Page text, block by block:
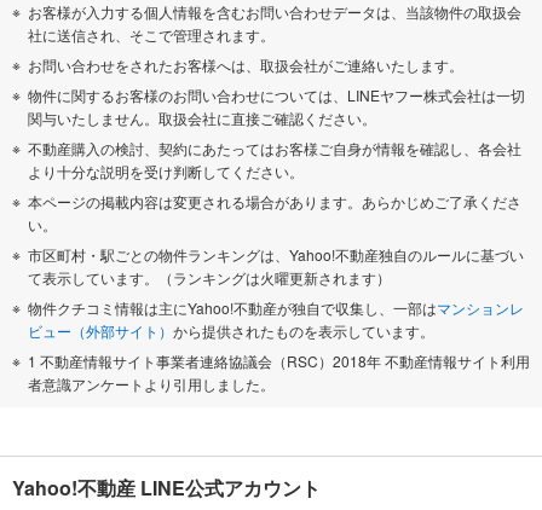
お客様が入力する個人情報を含むお問い合わせデータは、当該物件の取扱会
社に送信され、そこで管理されます。
お問い合わせをされたお客様へは、取扱会社がご連絡いたします。
物件に関するお客様のお問い合わせについては、LINEヤフー株式会社は一切
関与いたしません。取扱会社に直接ご確認ください。
不動産購入の検討、契約にあたってはお客様ご自身が情報を確認し、各会社
より十分な説明を受け判断してください。
本ページの掲載内容は変更される場合があります。あらかじめご了承くださ
い。
市区町村・駅ごとの物件ランキングは、Yahoo!不動産独自のルールに基づい
て表示しています。（ランキングは火曜更新されます）
物件クチコミ情報は主にYahoo!不動産が独自で収集し、一部はマンションレ
ビュー（外部サイト） から提供されたものを表示しています。
1 不動産情報サイト事業者連絡協議会（RSC）2018年 不動産情報サイト利用
者意識アンケートより引用しました。
Yahoo!不動産 LINE公式アカウント